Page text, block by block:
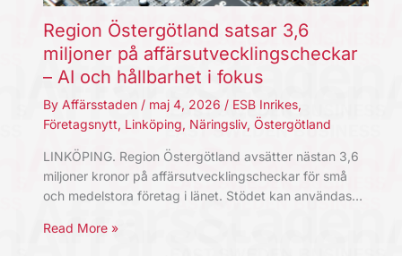
Region Östergötland satsar 3,6
miljoner på affärsutvecklingscheckar
– AI och hållbarhet i fokus
By Affärsstaden / maj 4, 2026 / ESB Inrikes,
Företagsnytt, Linköping, Näringsliv, Östergötland
LINKÖPING. Region Östergötland avsätter nästan 3,6
miljoner kronor på affärsutvecklingscheckar för små
och medelstora företag i länet. Stödet kan användas…
Read More »